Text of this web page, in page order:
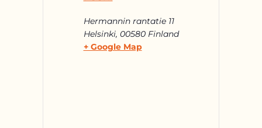
Hermannin rantatie 11
Helsinki, 00580 Finland
+ Google Map